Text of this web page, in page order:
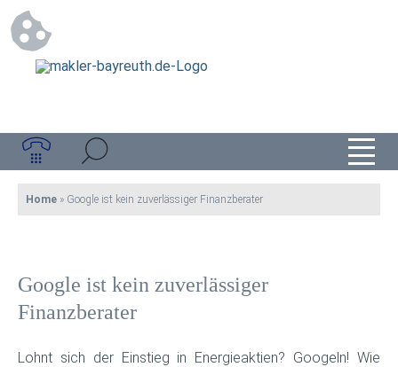
Home » Google ist kein zuverlässiger Finanzberater
Google ist kein zuverlässiger
Finanzberater
Lohnt sich der Einstieg in Energieaktien? Googeln! Wie